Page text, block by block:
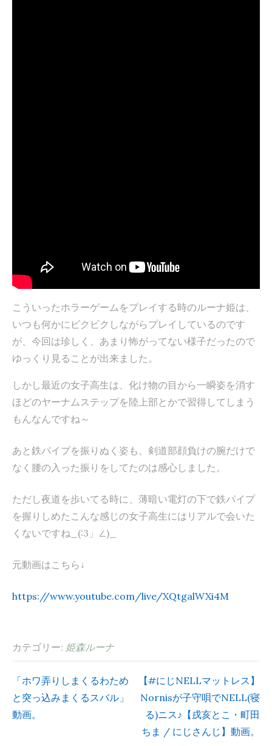
こういったホラーゲームをプレイする時のルーナ姫は、
いつも何かにビクビクしながらプレイしているのです
が、今回は珍しく、あまり怖がってない様子だったので
ゆっくり見ることが出来ました。
しかし最近の女子高生は、化け物の目から一瞬姿を消す
ほどのヤーナムステップを陸上部とかで習得してしまう
もんなんですね～
あと鉄パイプを振りぬく姿も、剣道部顔負けの腕だけで
なく腰の入った振りをしてたのは感心しました。
ただし夜道を歩いてる時に、薄暗い電灯の下で鉄パイプ
を握りしめたこんな感じの女子高生にはリアルで会いた
くないですね_(:3」∠)_
元動画はこちら↓
https://www.youtube.com/live/XQtgalWXi4M
カテゴリー: 姫森ルーナ
投
稿
「ホワ弄りしまくるわため
と突っ込みまくるスバル」
動画。
【#にじNELLマットレス】
Nornisが子守唄でNELL(寝
る)ニス♪【戌亥とこ・町田
ちま / にじさんじ】動画。